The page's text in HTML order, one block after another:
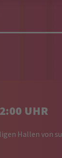
UHR
Hallen von